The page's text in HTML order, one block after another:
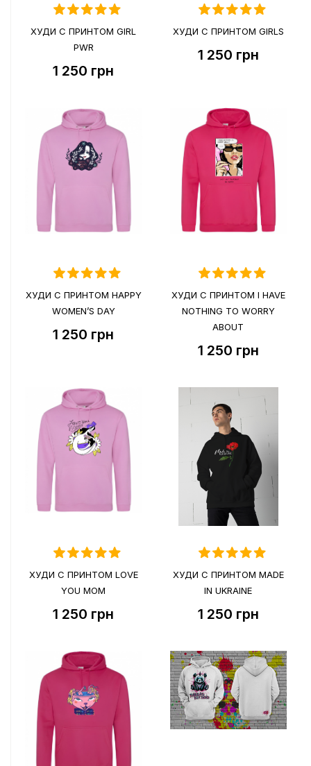
ХУДИ С ПРИНТОМ GIRL
PWR
1 250 грн
ХУДИ С ПРИНТОМ GIRLS
1 250 грн
ХУДИ С ПРИНТОМ HAPPY
WOMEN’S DAY
1 250 грн
ХУДИ С ПРИНТОМ I HAVE
NOTHING TO WORRY
ABOUT
1 250 грн
ХУДИ С ПРИНТОМ LOVE
YOU MOM
1 250 грн
ХУДИ С ПРИНТОМ MADE
IN UKRAINE
1 250 грн